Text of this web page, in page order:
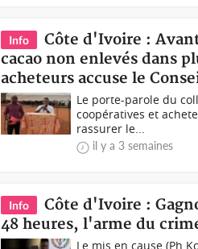
Info
Côte d'Ivoire :
cacao non enlevés dans
acheteurs accuse le
Le porte-parole du
coopératives et
rassurer le...
il y a 3 semaines
Info
Côte d'Ivoire :
48 heures, l'arme du
Le mis en cause (Ph